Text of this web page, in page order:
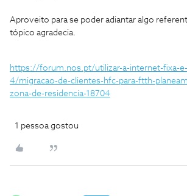
Aproveito para se poder adiantar algo
tópico agradecia.
https://forum.nos.pt/utilizar-a-internet-fixa-
4/migracao-de-clientes-hfc-para-ftth-
zona-de-residencia-18704
1 pessoa gostou